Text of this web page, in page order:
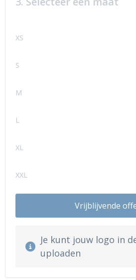
XS
S
M
L
XL
XXL
Vrijblijvende
Je kunt jouw logo in
uploaden